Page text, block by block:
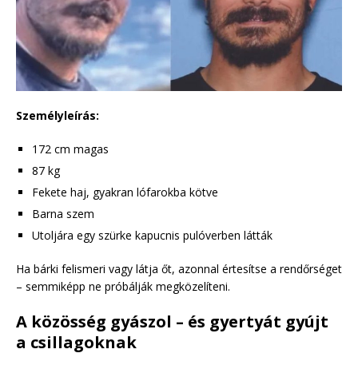
Személyleírás:
172 cm magas
87 kg
Fekete haj, gyakran lófarokba kötve
Barna szem
Utoljára egy szürke kapucnis pulóverben látták
Ha bárki felismeri vagy látja őt, azonnal értesítse a rendőrséget
– semmiképp ne próbálják megközelíteni.
A közösség gyászol – és gyertyát gyújt
a csillagoknak